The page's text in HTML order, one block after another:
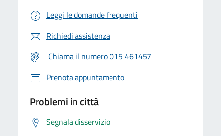
Leggi le domande frequenti
Richiedi assistenza
Chiama il numero 015 461457
Prenota appuntamento
Problemi in città
Segnala disservizio